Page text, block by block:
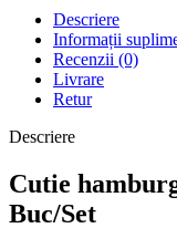
Descriere
Informații
Recenzii (0)
Livrare
Retur
Descriere
Cutie
Buc/Set